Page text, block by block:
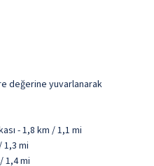
değerine yuvarlanarak
- 1,8 km / 1,1 mi
1,3 mi
1,4 mi